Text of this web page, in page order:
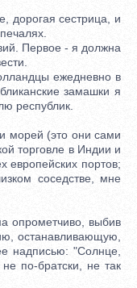
сестрица, и
Первое - я должна
ежедневно в
замашки я
республик.
морей (это они сами
торговле в Индии и
европейских портов;
соседстве, мне
опрометчиво, выбив
останавливающую,
надписью: "Солнце,
по-братски, не так